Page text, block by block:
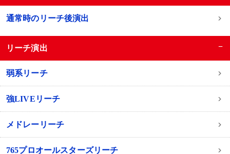
通常時のリーチ後演出
リーチ演出 −
弱系リーチ
強LIVEリーチ
メドレーリーチ
765プロオールスターズリーチ